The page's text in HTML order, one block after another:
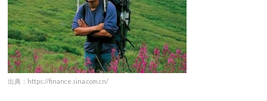
出典：https://finance.sina.com.cn/